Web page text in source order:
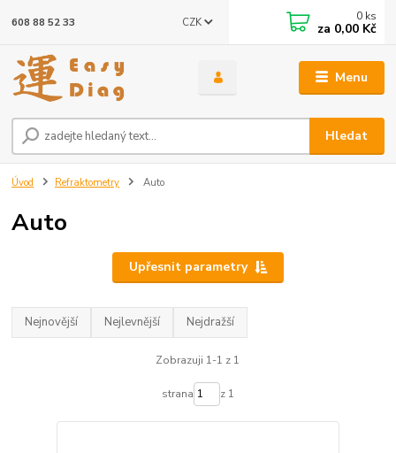
Menu
CZK
Hledat
608 88 52 33 0 ks
za 0,00 Kč
Úvod Refraktometry Auto
Auto
Upřesnit parametry
Nejnovější Nejlevnější Nejdražší
Zobrazuji 1-1 z 1
strana z 1